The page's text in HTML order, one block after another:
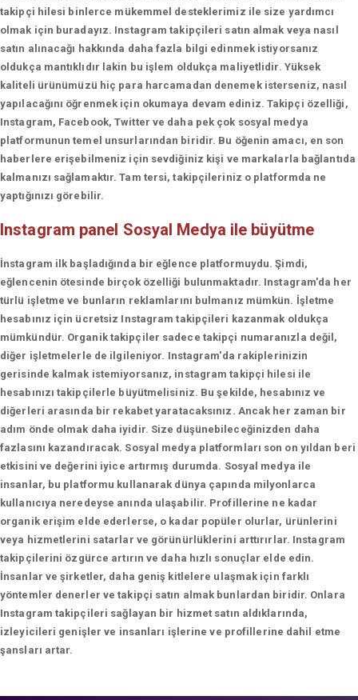
takipçi hilesi binlerce mükemmel desteklerimiz ile size yardımcı
olmak için buradayız. Instagram takipçileri satın almak veya nasıl
satın alınacağı hakkında daha fazla bilgi edinmek istiyorsanız
oldukça mantıklıdır lakin bu işlem oldukça maliyetlidir. Yüksek
kaliteli ürünümüzü hiç para harcamadan denemek isterseniz, nasıl
yapılacağını öğrenmek için okumaya devam ediniz. Takipçi özelliği,
Instagram, Facebook, Twitter ve daha pek çok sosyal medya
platformunun temel unsurlarından biridir. Bu öğenin amacı, en son
haberlere erişebilmeniz için sevdiğiniz kişi ve markalarla bağlantıda
kalmanızı sağlamaktır. Tam tersi, takipçileriniz o platformda ne
yaptığınızı görebilir.
Instagram panel Sosyal Medya ile büyütme
İnstagram ilk başladığında bir eğlence platformuydu. Şimdi,
eğlencenin ötesinde birçok özelliği bulunmaktadır. Instagram'da her
türlü işletme ve bunların reklamlarını bulmanız mümkün. İşletme
hesabınız için ücretsiz Instagram takipçileri kazanmak oldukça
mümkündür. Organik takipçiler sadece takipçi numaranızla değil,
diğer işletmelerle de ilgileniyor. Instagram'da rakiplerinizin
gerisinde kalmak istemiyorsanız, instagram takipçi hilesi ile
hesabınızı takipçilerle büyütmelisiniz. Bu şekilde, hesabınız ve
diğerleri arasında bir rekabet yaratacaksınız. Ancak her zaman bir
adım önde olmak daha iyidir. Size düşünebileceğinizden daha
fazlasını kazandıracak. Sosyal medya platformları son on yıldan beri
etkisini ve değerini iyice artırmış durumda. Sosyal medya ile
insanlar, bu platformu kullanarak dünya çapında milyonlarca
kullanıcıya neredeyse anında ulaşabilir. Profillerine ne kadar
organik erişim elde ederlerse, o kadar popüler olurlar, ürünlerini
veya hizmetlerini satarlar ve görünürlüklerini arttırırlar. Instagram
takipçilerini özgürce artırın ve daha hızlı sonuçlar elde edin.
İnsanlar ve şirketler, daha geniş kitlelere ulaşmak için farklı
yöntemler denerler ve takipçi satın almak bunlardan biridir. Onlara
Instagram takipçileri sağlayan bir hizmet satın aldıklarında,
izleyicileri genişler ve insanları işlerine ve profillerine dahil etme
şansları artar.